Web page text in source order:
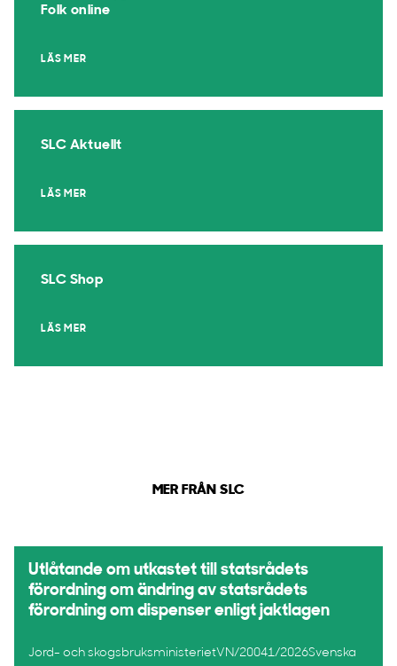
Folk online
LÄS MER
SLC Aktuellt
LÄS MER
SLC Shop
LÄS MER
MER FRÅN SLC
Utlåtande om utkastet till statsrådets
förordning om ändring av statsrådets
förordning om dispenser enligt jaktlagen
Jord- och skogsbruksministerietVN/20041/2026Svenska